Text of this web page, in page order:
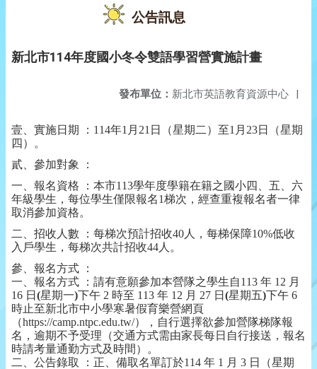
公告訊息
新北市114年度國小冬令雙語學習營實施計畫
發布單位： 新北市英語教育資源中心 |
壹、實施日期 ：114年1月21日（星期二）至1月23日（星期
四）。
貳、參加對象 ：
一、報名資格 ：本市113學年度學籍在籍之國小四、五、六
年級學生，每位學生僅限報名1梯次，經查重複報名者一律
取消參加資格。
二、招收人數 ：每梯次預計招收40人，每梯保障10%低收
入戶學生，每梯次共計招收44人。
參、報名方式 ：
一、報名方式 ：請有意願參加本營隊之學生自113 年 12 月
16 日 (星期一)下午 2 時至 113 年 12 月 27 日 (星期五)下午 6
時止至新北市中小學寒暑假育樂營網頁
（https://camp.ntpc.edu.tw/），自行選擇欲參加營隊梯隊報
名，逾期不予受理（交通方式需由家長每日自行接送，報名
時請考量通勤方式及時間）。
二、公告錄取 ：正、備取名單訂於114 年 1 月 3 日（星期